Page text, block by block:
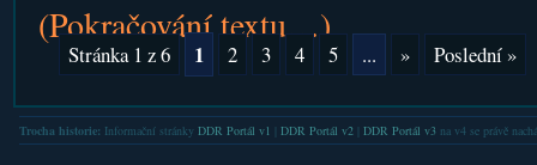
(Pokračování textu…)
Stránka 1 z 6 1 2 3 4 5 ... » Poslední »
Trocha historie: Informační stránky DDR Portál v1 DDR Portál v2| DDR Portál v3na v4 se právě